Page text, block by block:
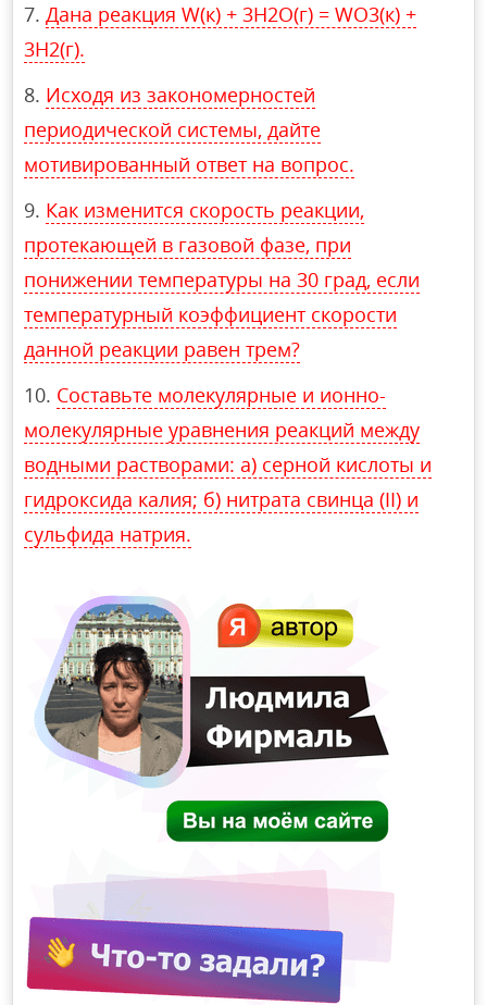
Дана реакция W(к) + 3H2O(г) = WO3(к) +
3H2(г).
Исходя из закономерностей
периодической системы, дайте
мотивированный ответ на вопрос.
Как изменится скорость реакции,
протекающей в газовой фазе, при
понижении температуры на 30 град, если
температурный коэффициент скорости
данной реакции равен трем?
Составьте молекулярные и ионно-
молекулярные уравнения реакций между
водными растворами: а) серной кислоты и
гидроксида калия; б) нитрата свинца (II) и
сульфида натрия.